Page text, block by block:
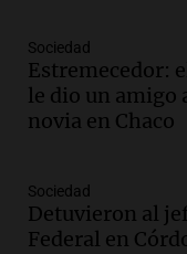
del paso
temporal de
Panorama
Episodios
Miguel de
tras
Panorama
Sociedad
Estremecedor:
le dio un amigo
novia en Chaco
Sociedad
Detuvieron al
Federal en